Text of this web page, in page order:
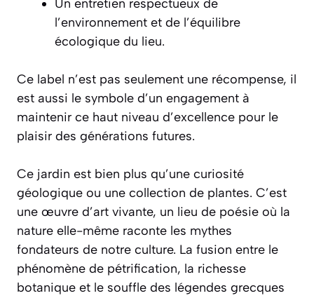
Un entretien respectueux de
l’environnement et de l’équilibre
écologique du lieu.
Ce label n’est pas seulement une récompense, il
est aussi le symbole d’un engagement à
maintenir ce haut niveau d’excellence pour le
plaisir des générations futures.
Ce jardin est bien plus qu’une curiosité
géologique ou une collection de plantes. C’est
une œuvre d’art vivante, un lieu de poésie où la
nature elle-même raconte les mythes
fondateurs de notre culture. La fusion entre le
phénomène de pétrification, la richesse
botanique et le souffle des légendes grecques